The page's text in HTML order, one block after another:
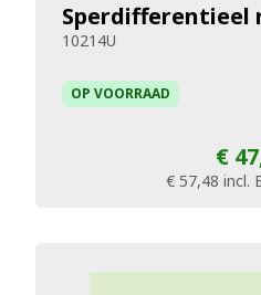
Sperdifferentieel
10214U
OP VOORRAAD
€
€ 57,48 incl.